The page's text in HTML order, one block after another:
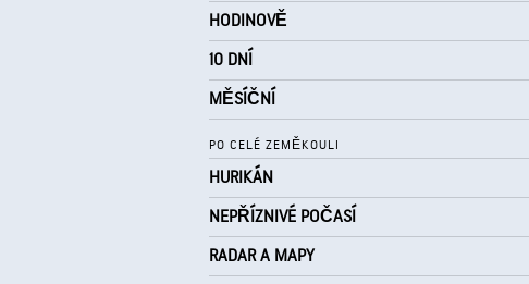
HODINOVĚ
10 DNÍ
MĚSÍČNÍ
PO CELÉ ZEMĚKOULI
HURIKÁN
NEPŘÍZNIVÉ POČASÍ
RADAR A MAPY